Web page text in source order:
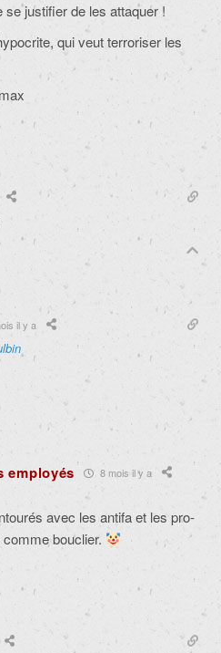
justifier de les attaquer !
qui veut terroriser les
il y a
employés 8 mois il y a
avec les antifa et les pro-
bouclier.